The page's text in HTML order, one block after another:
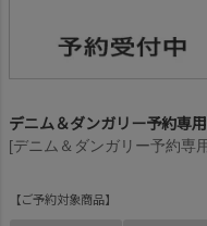
デニム＆ダンガリー予約専用
ご予約対象商品